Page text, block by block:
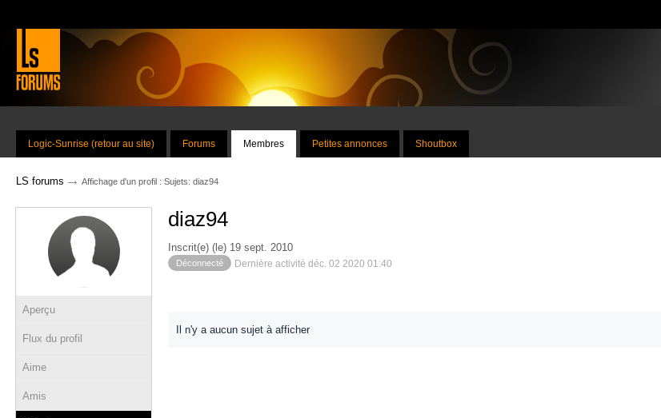
Logic-Sunrise (retour au site) Forums Membres Petites annonces Shoutbox
LS forums → Affichage d'un profil : Sujets: diaz94
Aperçu
Flux du profil
Aime
Amis
diaz94
Inscrit(e) (le) 19 sept. 2010
Déconnecté Dernière activité déc. 02 2020 01:40
Il n'y a aucun sujet à afficher